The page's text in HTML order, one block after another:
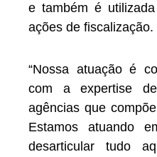
e também é
ações de fiscalização.
“Nossa atuação é
com a expertise
agências que
Estamos atuando
desarticular tudo